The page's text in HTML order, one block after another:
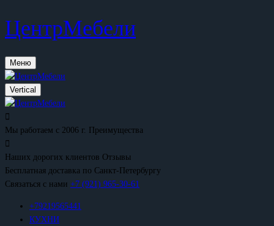
ЦентрМебели
Меню
Vertical
Мы работаем с 2006 г. Преимущества
Наших дорогих клиентов Отзывы
Бесплатная доставка по Санкт-Петербургу
Связаться с нами +7 (921) 965-30-61
+79219565441
КУХНИ